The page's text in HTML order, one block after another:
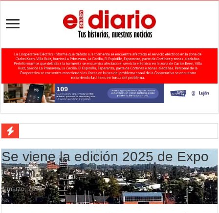
Agenda del Teatro Trinidad Guevara: agosto llega con una cartelera
ANMAT retiró productos tras detectar un robo que compromete su
Fiesta de la Galleta de Campo: Tomás Jofré se prepara para otra
Luján volvió al Campeonato Provincial de bochas
Se viene la edición 2025 de Expo
Luján en el Parque San Martín
6 marzo, 2025